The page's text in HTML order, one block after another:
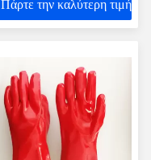
Πάρτε την καλύτερη τιμή